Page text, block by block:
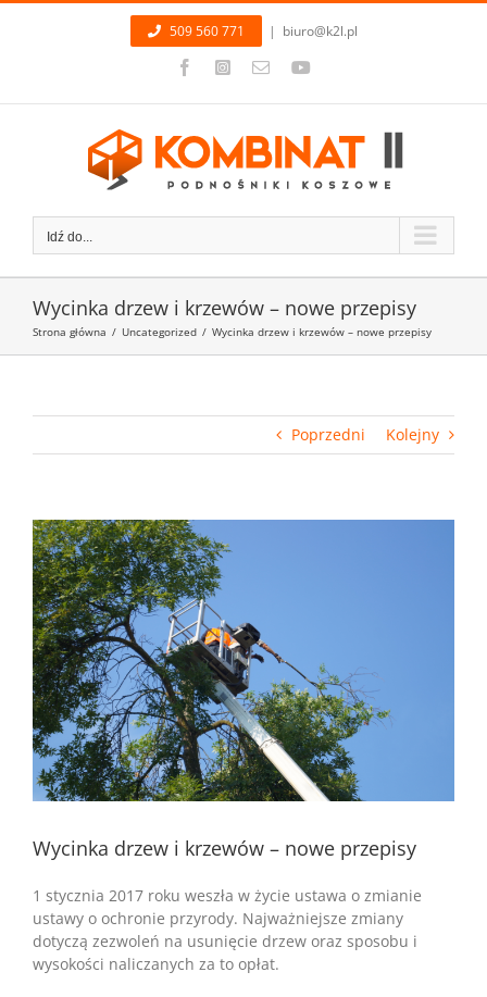
Przejdź
509 560 771 | biuro@k2l.pl
FacebookInstagram
Email
Idź do...
Wycinka drzew i krzewów – nowe przepisy
Strona główna / Uncategorized / Wycinka drzew i krzewów – nowe przepisy
Poprzedni Kolejny
Pokaż
większy
obrazek
Wycinka drzew i krzewów – nowe przepisy
1 stycznia 2017 roku weszła w życie ustawa o zmianie
ustawy o ochronie przyrody. Najważniejsze zmiany
dotyczą zezwoleń na usunięcie drzew oraz sposobu i
wysokości naliczanych za to opłat.